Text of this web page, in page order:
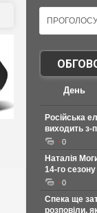
День
Російська
виходить з-
0
Наталія
14-го
0
Спека ще
розповіли,